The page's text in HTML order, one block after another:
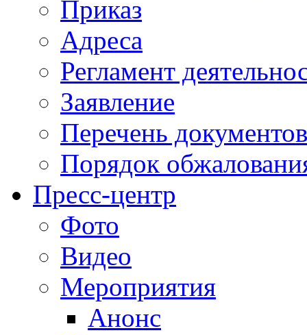
Приказ
Адреса
Регламент
Заявление
Перечень документов
Порядок
Пресс-центр
Фото
Видео
Мероприятия
Анонс